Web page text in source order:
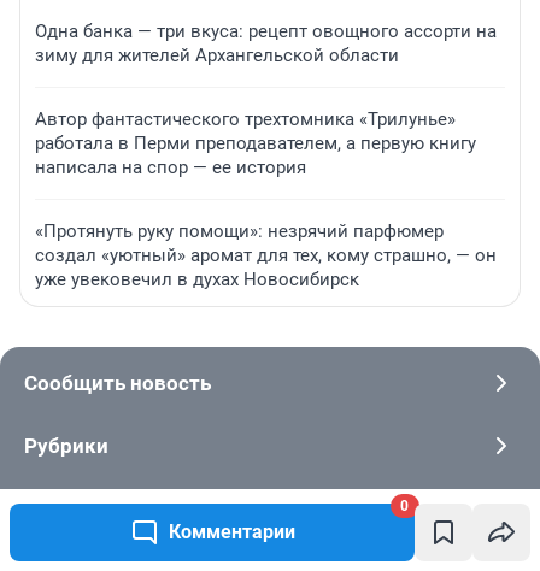
Комментарии
0
Одна банка — три вкуса: рецепт овощного ассорти на
зиму для жителей Архангельской области
Автор фантастического трехтомника «Трилунье»
работала в Перми преподавателем, а первую книгу
написала на спор — ее история
«Протянуть руку помощи»: незрячий парфюмер
создал «уютный» аромат для тех, кому страшно, — он
уже увековечил в духах Новосибирск
Сообщить новость
Рубрики
Реклама на сайте